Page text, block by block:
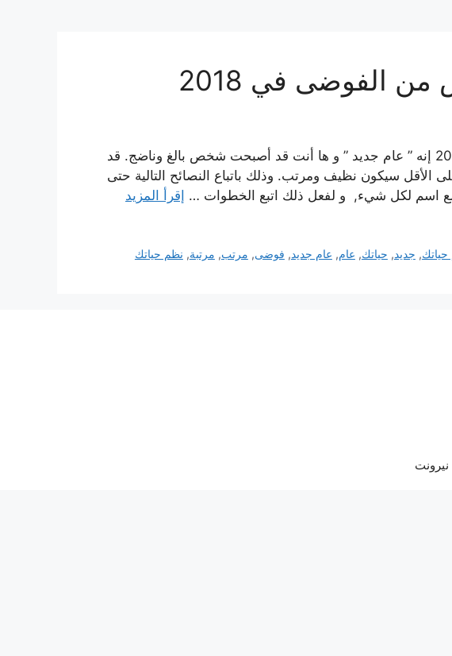
26 قرار هام لتتخلص من الفوضى في 2018 إنه ” عام جديد ” و ها أنت قد أصبحت شخص بالغ وناضج. قد
الأقل سيكون نظيف ومرتب. وذلك باتباع النصائح التالية حتى
إقرأ المزيد
حياتك, جديد, حياتك, عام, عام جديد, فوضى, مرتب, مرتبة, نظم حياتك